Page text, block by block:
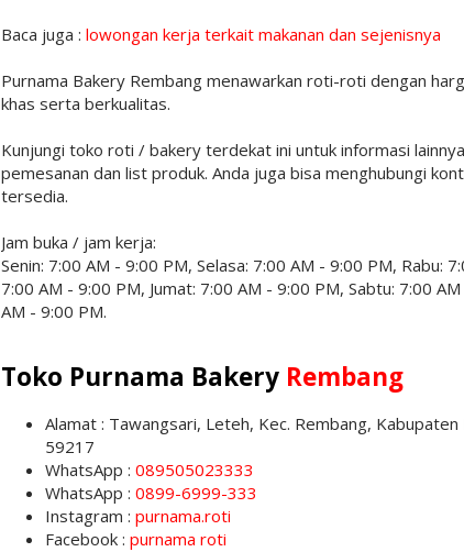
Baca juga : lowongan kerja terkait makanan dan sejenisnya
Purnama Bakery Rembang menawarkan roti-roti dengan
khas serta berkualitas.
Kunjungi toko roti / bakery terdekat ini untuk informasi
pemesanan dan list produk. Anda juga bisa menghubungi
tersedia.
Jam buka / jam kerja:
Senin: 7:00 AM - 9:00 PM, Selasa: 7:00 AM - 9:00 PM, Rabu:
7:00 AM - 9:00 PM, Jumat: 7:00 AM - 9:00 PM, Sabtu: 7:00
AM - 9:00 PM.
Toko Purnama Bakery Rembang
Alamat : Tawangsari, Leteh, Kec. Rembang, Kabupaten
59217
WhatsApp : 089505023333
WhatsApp : 0899-6999-333
Instagram : purnama.roti
Facebook : purnama roti